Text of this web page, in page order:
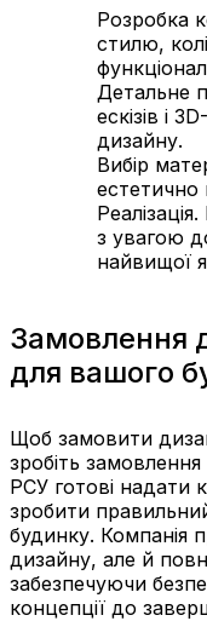
Розробка
стилю,
Детальне
ескізів і
дизайну.
Вибір
естетично
з увагою
найвищої
Замовлення
для вашого
Щоб замовити
зробіть замовлення
РСУ готові надати
зробити
будинку. Компанія
дизайну, але й
забезпечуючи
концепції до